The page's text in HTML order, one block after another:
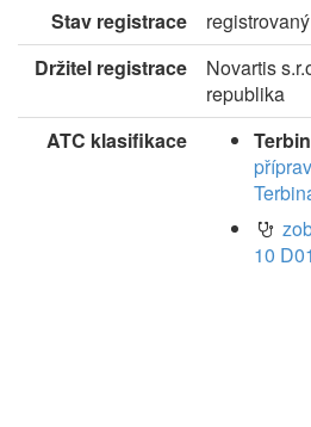
Stav registrace
Držitel registrace
Novartis
republika
ATC klasifikace
10 D01